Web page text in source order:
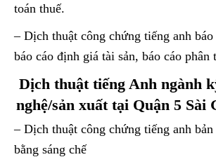
toán thuế.
– Dịch thuật công chứng tiếng anh báo
báo cáo định giá tài sản, báo cáo phân
Dịch thuật tiếng Anh ngành
nghệ/sản xuất tại Quận 5 Sài
– Dịch thuật công chứng tiếng anh
bằng sáng chế